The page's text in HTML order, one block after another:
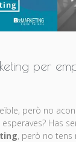
per
però no
Has
, però no tens